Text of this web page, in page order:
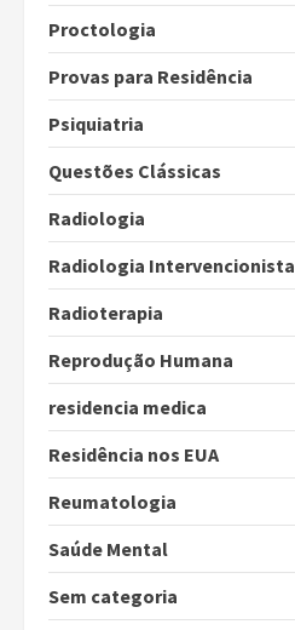
Proctologia
Provas para Residência
Psiquiatria
Questões Clássicas
Radiologia
Radiologia Intervencionista
Radioterapia
Reprodução Humana
residencia medica
Residência nos EUA
Reumatologia
Saúde Mental
Sem categoria